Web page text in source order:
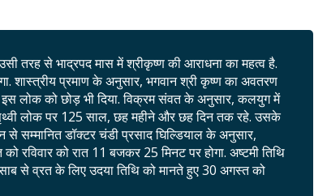
तरह से भाद्रपद मास में श्रीकृष्ण की आराधना का महत्व है.
शास्त्रीय प्रमाण के अनुसार, भगवान श्री कृष्ण का अवतरण
इस लोक को छोड़ भी दिया. विक्रम संवत के अनुसार, कलयुग में
लोक पर 125 साल, छह महीने और छह दिन तक रहे. उसके
से सम्मानित डॉक्टर चंडी प्रसाद घिल्डियाल के अनुसार,
रविवार को रात 11 बजकर 25 मिनट पर होगा. अष्टमी तिथि
से व्रत के लिए उदया तिथि को मानते हुए 30 अगस्त को